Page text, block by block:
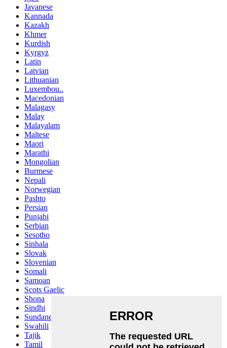
Javanese
Kannada
Kazakh
Khmer
Kurdish
Kyrgyz
Latin
Latvian
Lithuanian
Luxembou..
Macedonian
Malagasy
Malay
Malayalam
Maltese
Maori
Marathi
Mongolian
Burmese
Nepali
Norwegian
Pashto
Persian
Punjabi
Serbian
Sesotho
Sinhala
Slovak
Slovenian
Somali
Samoan
Scots Gaelic
Shona
Sindhi
Sundanese
Swahili
Tajik
Tamil